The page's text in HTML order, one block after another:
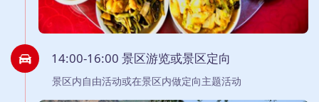
14:00-16:00 景区游览或景区定向
景区内自由活动或在景区内做定向主题活动